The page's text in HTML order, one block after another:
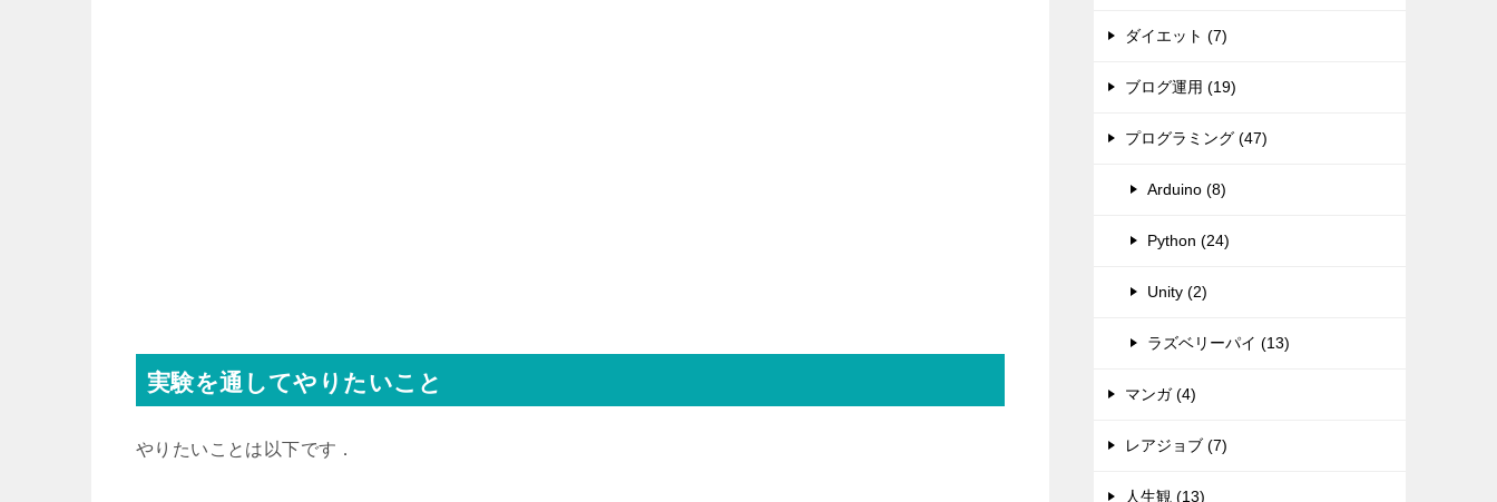
実験を通してやりたいこと
やりたいことは以下です．
ダイエット (7)
ブログ運用 (19)
プログラミング (47)
Arduino (8)
Python (24)
Unity (2)
ラズベリーパイ (13)
マンガ (4)
レアジョブ (7)
人生観 (13)